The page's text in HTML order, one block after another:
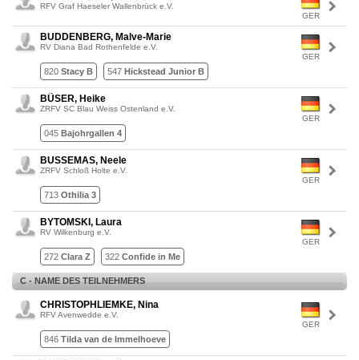
GER
RFV Graf Haeseler Wallenbrück e.V.
GER
BUDDENBERG, Malve-Marie
RV Diana Bad Rothenfelde e.V.
820 Stacy B 547 Hickstead Junior B
GER
BÜSER, Heike
ZRFV SC Blau Weiss Ostenland e.V.
045 Bajohrgallen 4
GER
BUSSEMAS, Neele
ZRFV Schloß Holte e.V.
713 Othilia 3
GER
BYTOMSKI, Laura
RV Wilkenburg e.V.
272 Clara Z 322 Confide in Me
C - NAME DES TEILNEHMERS
GER
CHRISTOPHLIEMKE, Nina
RFV Avenwedde e.V.
846 Tilda van de Immelhoeve